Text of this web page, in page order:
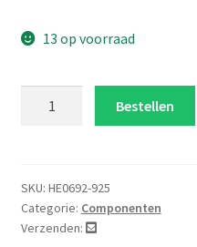
13 op voorraad
Bestellen
SKU: HE0692-925
Categorie: Componenten
Verzenden: